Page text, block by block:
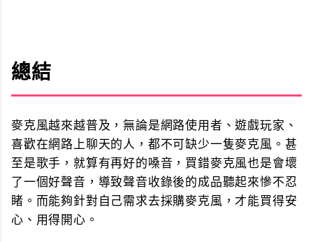
總結
麥克風越來越普及，無論是網路使用者、遊戲玩家、
喜歡在網路上聊天的人，都不可缺少一隻麥克風。甚
至是歌手，就算有再好的嗓音，買錯麥克風也是會壞
了一個好聲音，導致聲音收錄後的成品聽起來慘不忍
睹。而能夠針對自己需求去採購麥克風，才能買得安
心、用得開心。